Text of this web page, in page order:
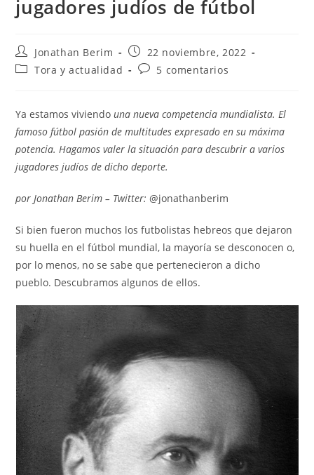
jugadores judíos de fútbol
Autor
de
la
Jonathan Berim
Entrada
publicada:
22 noviembre, 2022
Categoría
entrada:
Tora y actualidad
Comentarios
5 comentarios
Ya estamos viviendouna nueva competencia mundialista. El
famoso fútbol pasión de multitudes expresado en su máxima
potencia. Hagamos valer la situación para descubrir a varios
jugadores judíos de dicho deporte.
por Jonathan Berim – Twitter:@jonathanberim
Si bien fueron muchos los futbolistas hebreos que dejaron
su huella en el fútbol mundial, la mayoría se desconocen o,
por lo menos, no se sabe que pertenecieron a dicho
pueblo. Descubramos algunos de ellos.